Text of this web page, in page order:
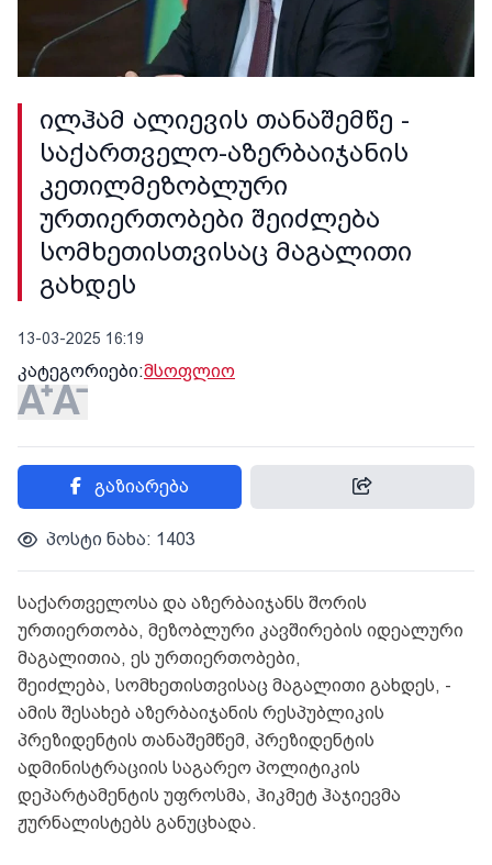
ილჰამ ალიევის თანაშემწე -
საქართველო-აზერბაიჯანის
კეთილმეზობლური
ურთიერთობები შეიძლება
სომხეთისთვისაც მაგალითი
გახდეს
13-03-2025 16:19
კატეგორიები:მსოფლიო
გაზიარება
პოსტი ნახა: 1403
საქართველოსა და აზერბაიჯანს შორის
ურთიერთობა, მეზობლური კავშირების იდეალური
მაგალითია, ეს ურთიერთობები,
შეიძლება, სომხეთისთვისაც მაგალითი გახდეს, -
ამის შესახებ აზერბაიჯანის რესპუბლიკის
პრეზიდენტის თანაშემწემ, პრეზიდენტის
ადმინისტრაციის საგარეო პოლიტიკის
დეპარტამენტის უფროსმა, ჰიკმეტ ჰაჯიევმა
ჟურნალისტებს განუცხადა.